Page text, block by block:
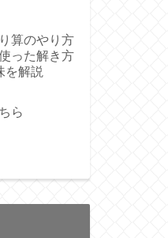
算のやり方
った解き方
を解説
ら